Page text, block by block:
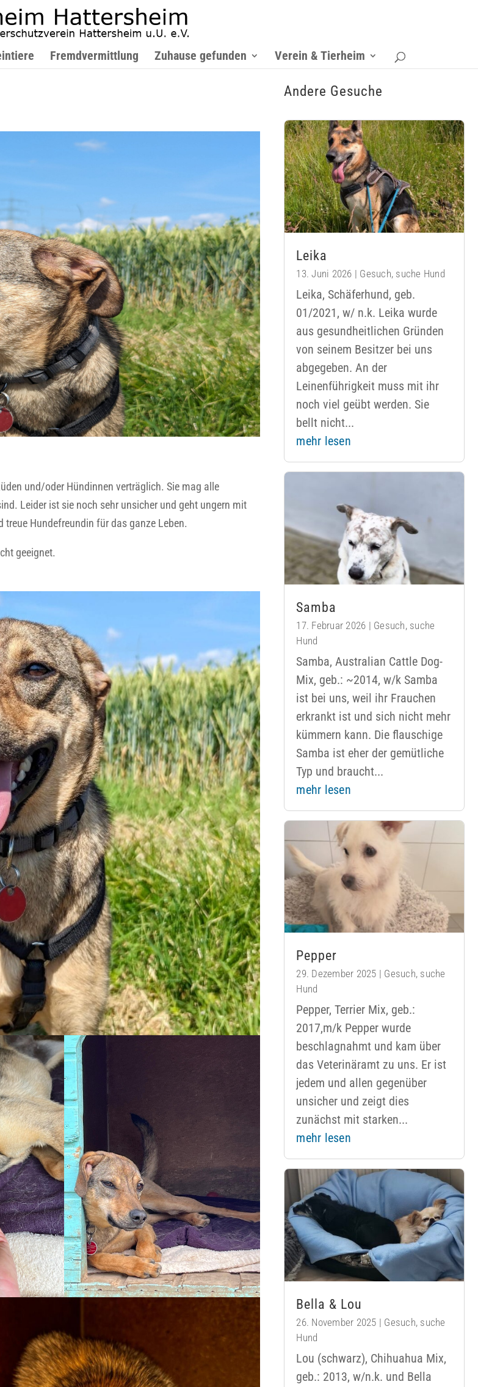
Fremdvermittlung Zuhause gefunden Verein & Tierheim
und/oder Hündinnen verträglich. Sie mag alle
Leider ist sie noch sehr unsicher und geht ungern mit
treue Hundefreundin für das ganze Leben.
geeignet.
Andere Gesuche
Leika
13. Juni 2026 | Gesuch, suche Hund
Leika, Schäferhund, geb.
01/2021, w/ n.k. Leika wurde
aus gesundheitlichen Gründen
von seinem Besitzer bei uns
abgegeben. An der
Leinenführigkeit muss mit ihr
noch viel geübt werden. Sie
bellt nicht...
mehr lesen
Samba
17. Februar 2026 | Gesuch, suche
Hund
Samba, Australian Cattle Dog-
Mix, geb.: ~2014, w/k Samba
ist bei uns, weil ihr Frauchen
erkrankt ist und sich nicht mehr
kümmern kann. Die flauschige
Samba ist eher der gemütliche
Typ und braucht...
mehr lesen
Pepper
29. Dezember 2025 | Gesuch, suche
Hund
Pepper, Terrier Mix, geb.:
2017,m/k Pepper wurde
beschlagnahmt und kam über
das Veterinäramt zu uns. Er ist
jedem und allen gegenüber
unsicher und zeigt dies
zunächst mit starken...
mehr lesen
Bella & Lou
26. November 2025 | Gesuch, suche
Hund
Lou (schwarz), Chihuahua Mix,
geb.: 2013, w/n.k. und Bella